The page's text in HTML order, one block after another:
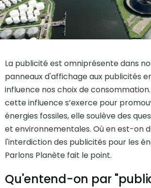
La publicité est omniprésente dans
panneaux d'affichage aux publicités
influence nos choix de
cette influence s’exerce pour
énergies fossiles, elle soulève des
et environnementales. Où en est-on
l'interdiction des publicités pour les
Parlons Planète fait le point.
Qu'entend-on par